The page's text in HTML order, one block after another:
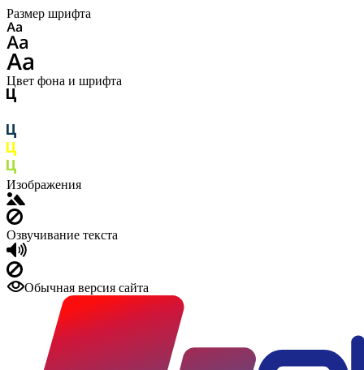
Размер шрифта
Цвет фона и шрифта
Изображения
Озвучивание текста
Обычная версия сайта